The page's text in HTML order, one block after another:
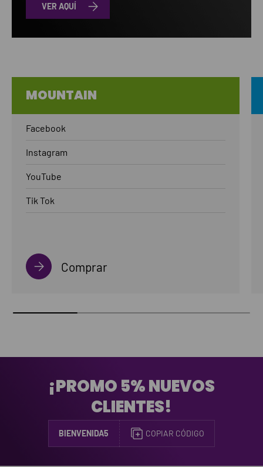
VER AQUÍ
MOUNTAIN
Facebook
Instagram
YouTube
Tik Tok
Comprar
¡PROMO 5% NUEVOS
CLIENTES!
BIENVENIDA5 COPIAR CÓDIGO